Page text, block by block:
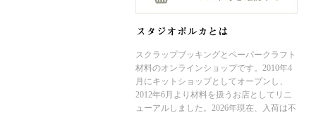
スクラップブッキングとペーパークラフト
材料のオンラインショップです。2010年4
月にキットショップとしてオープンし、
2012年6月より材料を扱うお店としてリニ
ューアルしました。2026年現在、入荷は不